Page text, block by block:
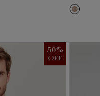
50%
OFF